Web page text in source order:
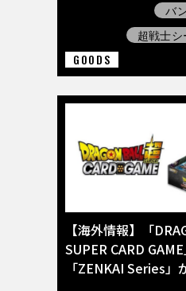
バ
超戦士
GOODS
【海外情報】「
SUPER CARD
「ZENKAI Series」